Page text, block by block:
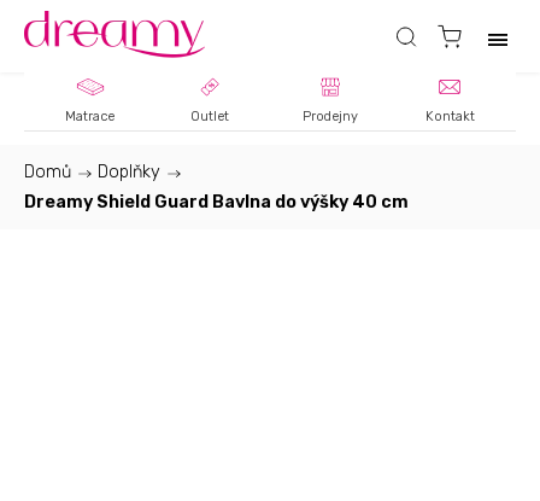
Matrace Outlet Prodejny Kontakt
Domů / Doplňky /
Dreamy Shield Guard Bavlna do výšky 40 cm